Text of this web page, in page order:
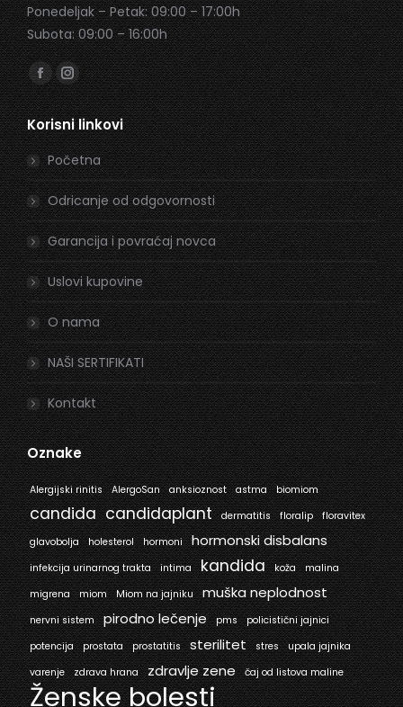
Ponedeljak – Petak: 09:00 – 17:00h
Subota: 09:00 – 16:00h
Find us on:
Facebook
page
opens
in
new
window
Instagram
page
opens
in
new
window
Korisni linkovi
Početna
Odricanje od odgovornosti
Garancija i povraćaj novca
Uslovi kupovine
O nama
NAŠI SERTIFIKATI
Kontakt
Oznake
Alergijski rinitis AlergoSan anksioznost astma biomiom
candida candidaplant dermatitis floralip
floravitex
glavobolja
holesterol hormoni hormonski disbalans
infekcija urinarnog trakta intima kandida koža
malina
migrena
miom Miom na jajniku muška neplodnost
nervni sistem pirodno lečenje pms
policistični jajnici
potencija
prostata prostatitis sterilitet stres
upala jajnika
varenje
zdrava hrana zdravlje zene čaj od listova maline
Ženske bolesti